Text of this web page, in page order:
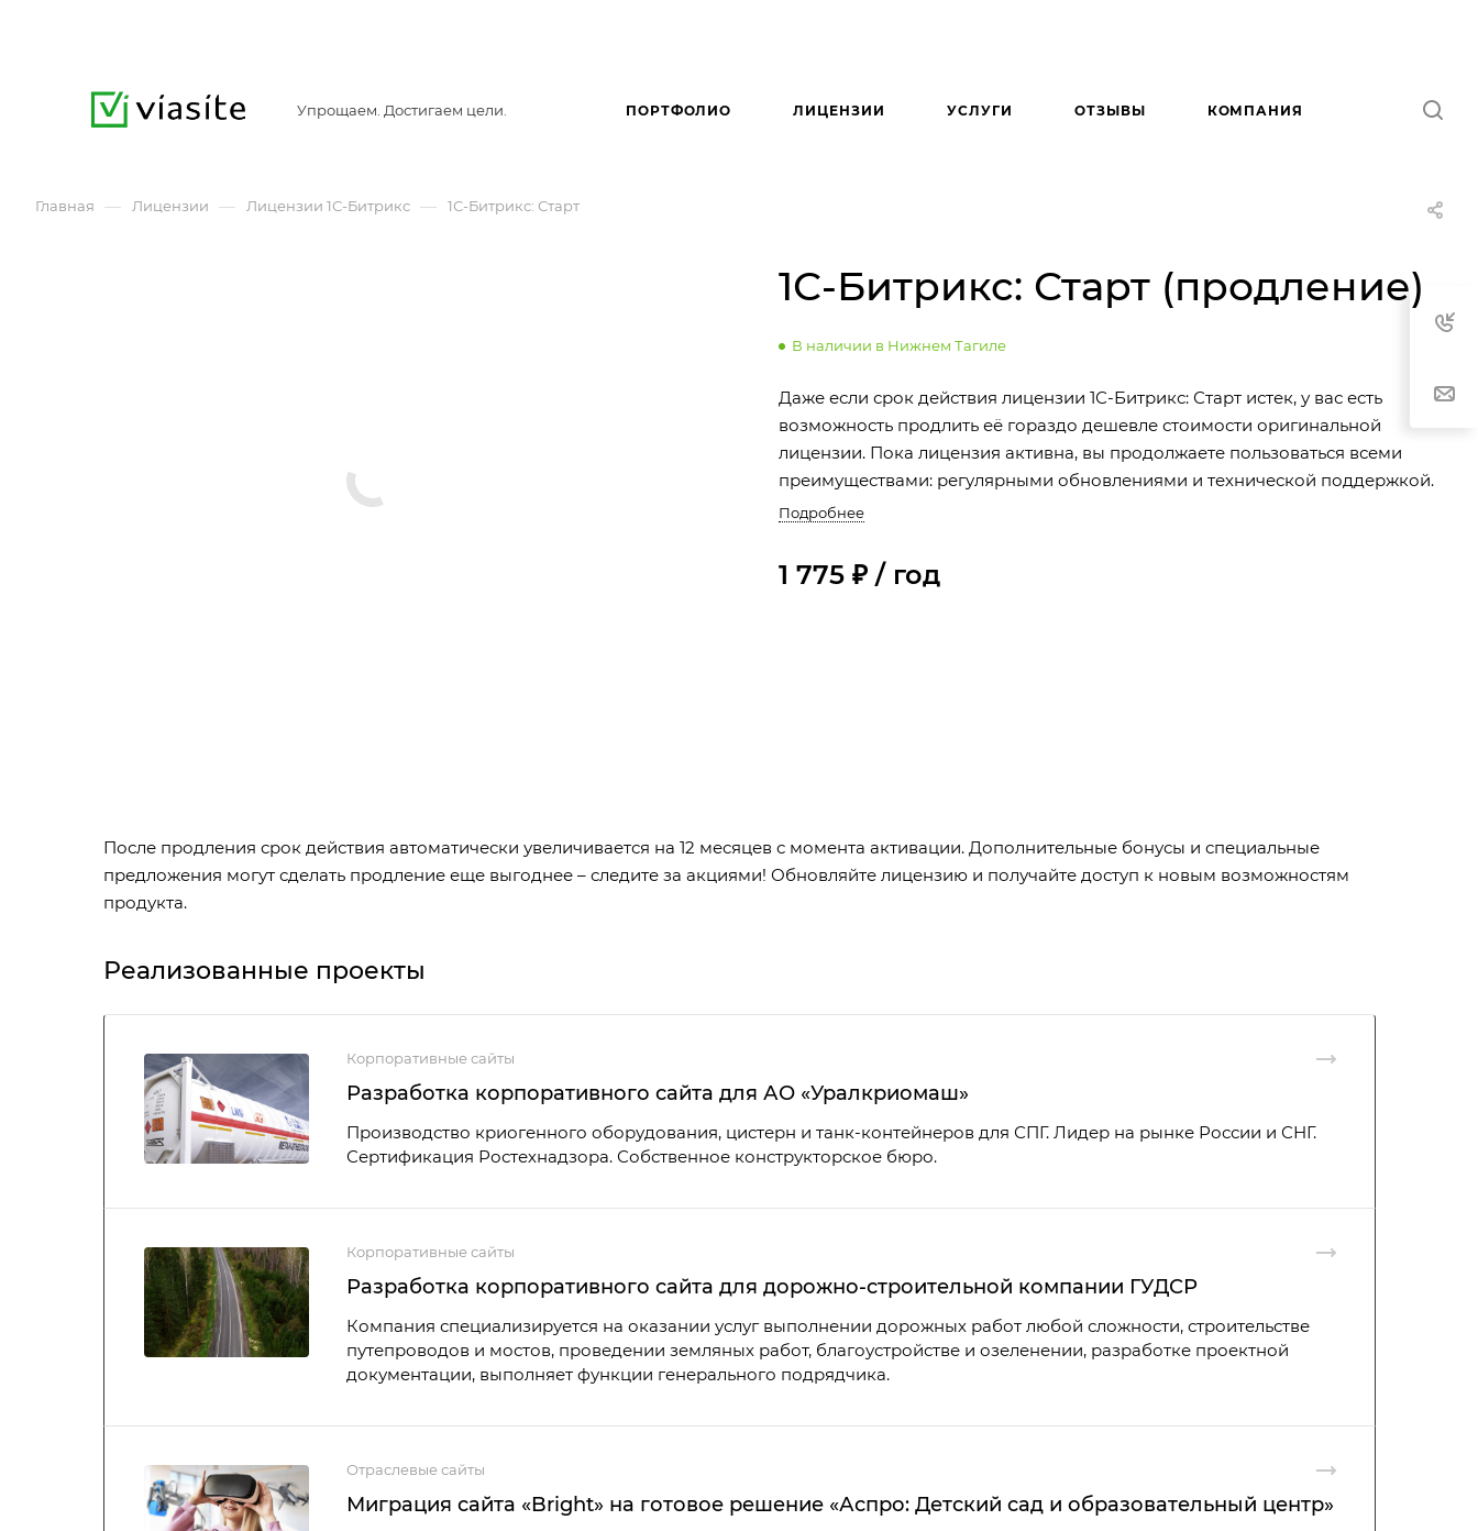
Упрощаем. Достигаем цели. ПОРТФОЛИО ЛИЦЕНЗИИ УСЛУГИ ОТЗЫВЫ КОМПАНИЯ
Главная — Лицензии — Лицензии 1С-Битрикс — 1С-Битрикс: Старт
1С-Битрикс: Старт (продление)
В наличии в Нижнем Тагиле
Даже если срок действия лицензии 1С-Битрикс: Старт истек, у вас есть
возможность продлить её гораздо дешевле стоимости оригинальной
лицензии. Пока лицензия активна, вы продолжаете пользоваться всеми
преимуществами: регулярными обновлениями и технической поддержкой.
Подробнее
1 775 ₽ / год
После продления срок действия автоматически увеличивается на 12 месяцев с момента активации. Дополнительные бонусы и специальные
предложения могут сделать продление еще выгоднее – следите за акциями! Обновляйте лицензию и получайте доступ к новым возможностям
продукта.
Реализованные проекты
Корпоративные сайты
Разработка корпоративного сайта для АО «Уралкриомаш»
Производство криогенного оборудования, цистерн и танк-контейнеров для СПГ. Лидер на рынке России и СНГ.
Сертификация Ростехнадзора. Собственное конструкторское бюро.
Корпоративные сайты
Разработка корпоративного сайта для дорожно-строительной компании ГУДСР
Компания специализируется на оказании услуг выполнении дорожных работ любой сложности, строительстве
путепроводов и мостов, проведении земляных работ, благоустройстве и озеленении, разработке проектной
документации, выполняет функции генерального подрядчика.
Отраслевые сайты
Миграция сайта «Bright» на готовое решение «Аспро: Детский сад и образовательный центр»